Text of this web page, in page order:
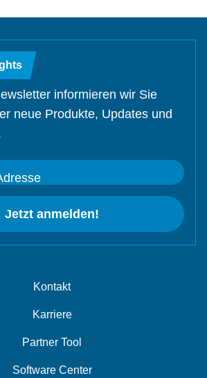
Kontakt
Karriere
Partner Tool
Software Center
informieren wir Sie
neue Produkte, Updates und
Jetzt anmelden!